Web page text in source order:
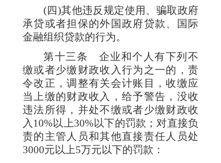
(四)其他违反规定使用、骗取政府
承贷或者担保的外国政府贷款、国际
金融组织贷款的行为。
第十三条 企业和个人有下列不
缴或者少缴财政收入行为之一的，责
令改正，调整有关会计账目，收缴应
当上缴的财政收入，给予警告，没收
违法所得，并处不缴或者少缴财政收
入 10%以上30%以下的罚款；对直接负
责的主管人员和其他直接责任人员处
3000元以上5万元以下的罚款：